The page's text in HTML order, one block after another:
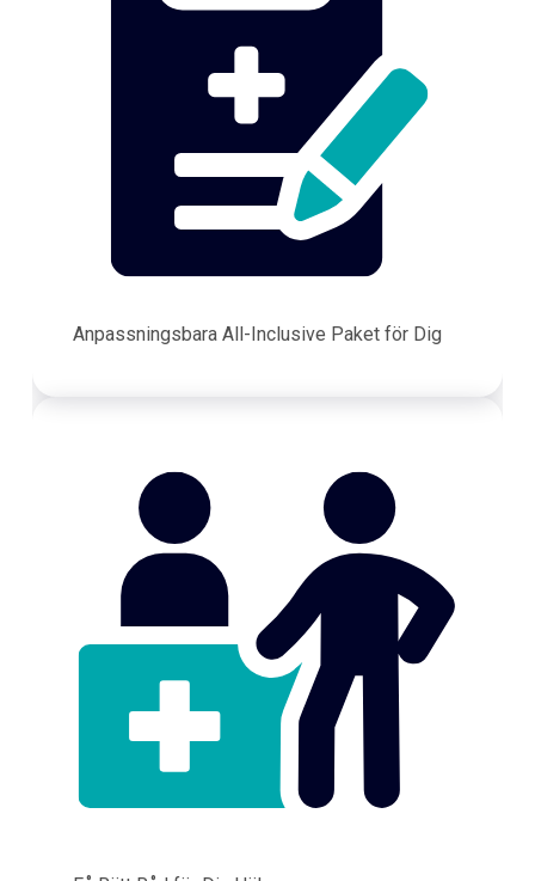
Anpassningsbara All-Inclusive Paket för Dig